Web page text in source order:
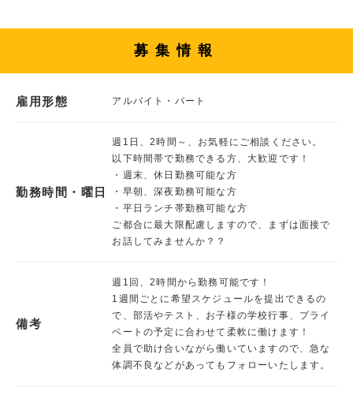
募集情報
雇用形態 アルバイト・パート
勤務時間・曜日
週1日、2時間～、お気軽にご相談ください。
以下時間帯で勤務できる方、大歓迎です！
・週末、休日勤務可能な方
・早朝、深夜勤務可能な方
・平日ランチ帯勤務可能な方
ご都合に最大限配慮しますので、まずは面接で
お話してみませんか？？
備考
週1回、2時間から勤務可能です！
1週間ごとに希望スケジュールを提出できるの
で、部活やテスト、お子様の学校行事、プライ
ベートの予定に合わせて柔軟に働けます！
全員で助け合いながら働いていますので、急な
体調不良などがあってもフォローいたします。